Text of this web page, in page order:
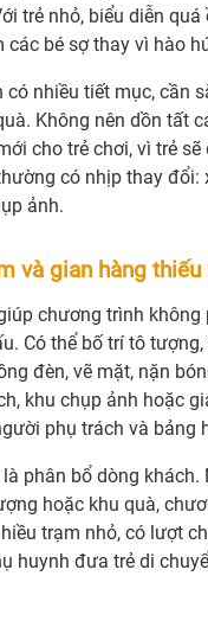
trẻ nhỏ, biểu diễn quá
các bé sợ thay vì hào
có nhiều tiết mục, cần
Không nên dồn tất
cho trẻ chơi, vì trẻ
có nhịp thay đổi:
ảnh.
và gian hàng thiếu
chương trình không
Có thể bố trí tô tượng,
đèn, vẽ mặt, nặn
khu chụp ảnh hoặc
phụ trách và bảng
phân bổ dòng khách.
hoặc khu quà,
trạm nhỏ, có lượt
huynh đưa trẻ di